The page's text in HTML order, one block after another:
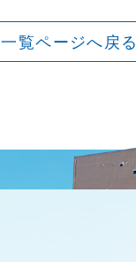
一覧ページへ戻る